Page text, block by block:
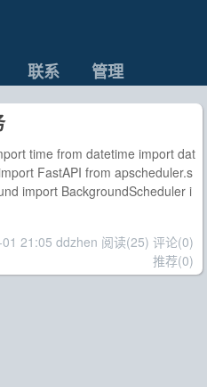
联系 管理
time from datetime import dat
FastAPI from apscheduler.s
import BackgroundScheduler i
21:05 ddzhen 阅读(25) 评论(0)
推荐(0)